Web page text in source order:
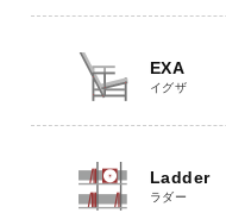
EXA
イグザ
Ladder
ラダー